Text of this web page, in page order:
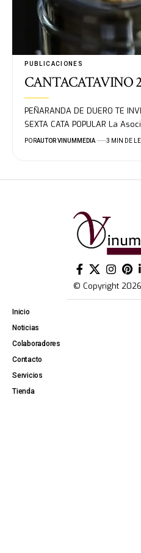
PUBLICACIONES
CANTACATAVINO
PEÑARANDA DE DUERO TE
SEXTA CATA POPULAR La
PORAUTOR VINUMMEDIA 3 MIN DE
© Copyright
Inicio
Noticias
Colaboradores
Contacto
Servicios
Tienda